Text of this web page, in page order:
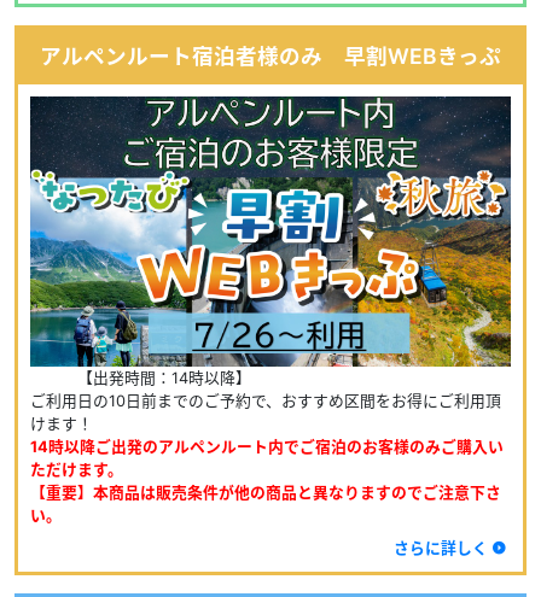
アルペンルート宿泊者様のみ 早割WEBきっぷ
【出発時間：14時以降】
ご利用日の10日前までのご予約で、おすすめ区間をお得にご利用頂
けます！
14時以降ご出発のアルペンルート内でご宿泊のお客様のみご購入い
ただけます。
【重要】本商品は販売条件が他の商品と異なりますのでご注意下さ
い。
さらに詳しく